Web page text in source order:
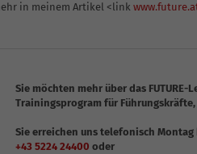
in meinem Artikel <link
Sie möchten mehr über das
Trainingsprogram für
Sie erreichen uns telefonisch
+43 5224 24400 oder